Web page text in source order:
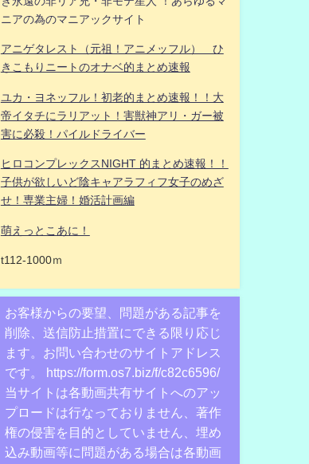
ニアの為のマニアックサイト
アニゲタレスト（元祖！アニメッフル） ひ
きこもりニートのオナベ的まとめ速報
ユカ・ヨネッフル！初老的まとめ速報！！大
帝イタチにラリアット！害獣神アリ・ガー被
害に必殺！パイルドライバー
ヒロコンプレックスNIGHT 的まとめ速報！！
子供が欲しいど陰キャアラフィフ女子のめざ
せ！専業主婦！婚活計画編
萌えっとこあに！
t112-1000ｍ
お客様からの要望、問題がある記事を
削除、送信防止措置にできる限り応じ
ます。お問い合わせのサイトアドレス
です。 https://form.os7.biz/f/c82c6596/
当サイトは各動画共有サイトへのアッ
プロードは行なっておりません、著作
権の侵害を目的としていません、埋め
込み動画等に問題がある場合は各動画